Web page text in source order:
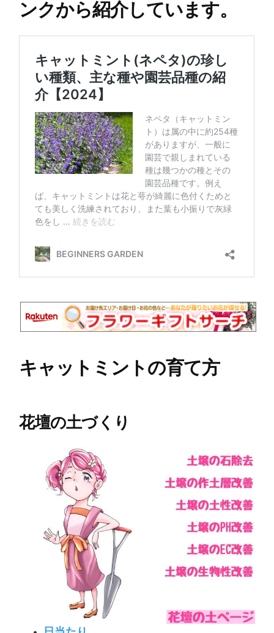
ンクから紹介しています。
キャットミントの育て方
花壇の土づくり